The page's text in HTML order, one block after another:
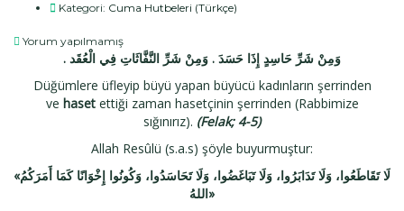
Kategori: Cuma Hutbeleri (Türkçe)
Yorum yapılmamış
. وَمِنْ شَرِّ حَاسِدٍ إِذَا حَسَدَ . وَمِنْ شَرِّ النَّفَّاثَاتِ فِي الْعُقَد
Düğümlere üfleyip büyü yapan büyücü kadınların şerrinden
ve hasetettiği zaman hasetçinin şerrinden (Rabbimize
sığınırız). (Felak; 4-5)
Allah Resûlü (s.a.s) şöyle buyurmuştur:
«لَا تَقَاطَعُوا، وَلَا تَدَابَرُوا، وَلَا تَبَاغَضُوا، وَلَا تَحَاسَدُوا، وَكُونُوا إِخْوَانًا كَمَا أَمَرَكُمُ
اللهُ»